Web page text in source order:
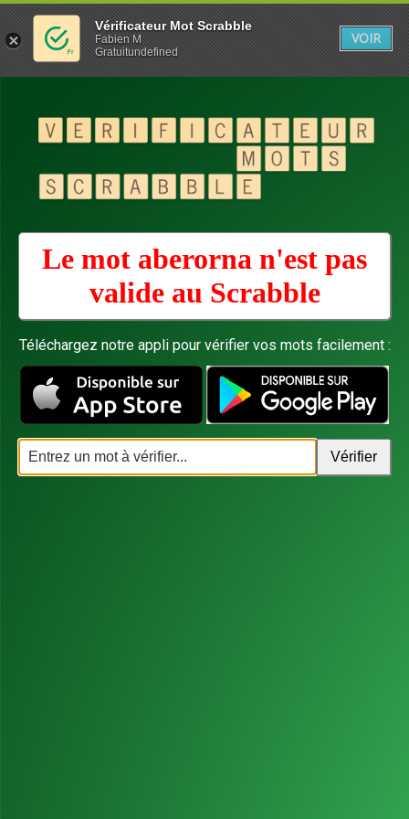
Le mot aberorna n'est pas
valide au Scrabble
Téléchargez notre appli pour vérifier vos mots facilement :
Vérificateur Mot Scrabble
Fabien M
Gratuitundefined
VOIR